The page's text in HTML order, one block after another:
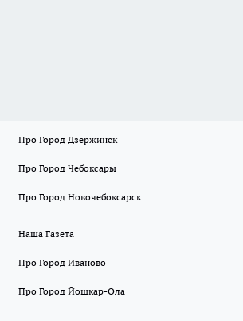
Про Город Дзержинск
Про Город Чебоксары
Про Город Новочебоксарск
Наша Газета
Про Город Иваново
Про Город Йошкар-Ола